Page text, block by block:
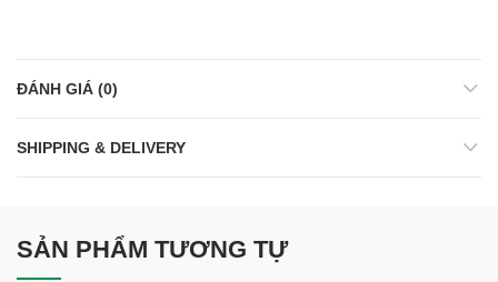
ĐÁNH GIÁ (0)
SHIPPING & DELIVERY
SẢN PHẨM TƯƠNG TỰ